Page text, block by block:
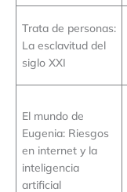
Trata de personas:
La esclavitud del
siglo XXI
El mundo de
Eugenia: Riesgos
en internet y la
inteligencia
artificial